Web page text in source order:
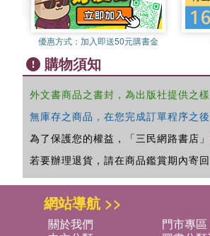
優惠方式： 加入即送50元購書金
購物須知
外文書商品之書封，為出版社提供之
無庫存之商品，在您完成訂單程序之
為了保護您的權益，「三民網路書店」
若要辦理退貨，請在商品鑑賞期內寄
網站導航 >>
關於我們 門市專區